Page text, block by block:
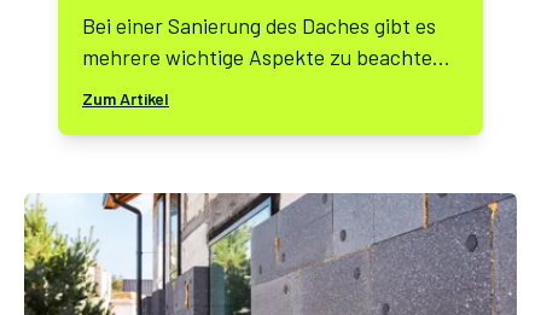
Bei einer Sanierung des Daches gibt es
mehrere wichtige Aspekte zu beachten,
um sicherzustellen, dass die Arbeiten
Zum Artikel